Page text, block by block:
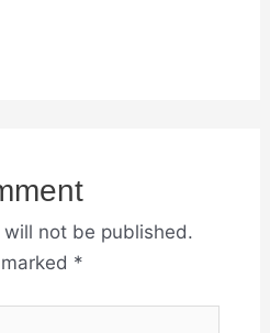
not be published.
*